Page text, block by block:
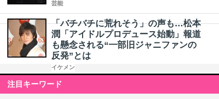
芸能
「バチバチに荒れそう」の声も…松本
潤「アイドルプロデュース始動」報道
も懸念される“一部旧ジャニファンの
反発”とは
イケメン
注目キーワード